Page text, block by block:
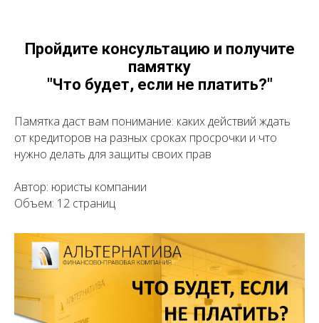
Пройдите консультацию и получите
памятку
"Что будет, если не платить?"
Памятка даст вам понимание: каких действий ждать
от кредиторов на разных сроках просрочки и что
нужно делать для защиты своих прав
Автор: юристы компании
Объем: 12 страниц